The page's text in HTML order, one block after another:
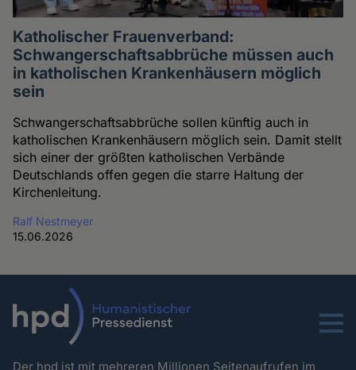
Katholischer Frauenverband:
Schwangerschaftsabbrüche müssen auch
in katholischen Krankenhäusern möglich
sein
Schwangerschaftsabbrüche sollen künftig auch in
katholischen Krankenhäusern möglich sein. Damit stellt
sich einer der größten katholischen Verbände
Deutschlands offen gegen die starre Haltung der
Kirchenleitung.
Ralf Nestmeyer
15.06.2026
Menu
Der hpd ist mit mehreren Millionen Seitenaufrufen im